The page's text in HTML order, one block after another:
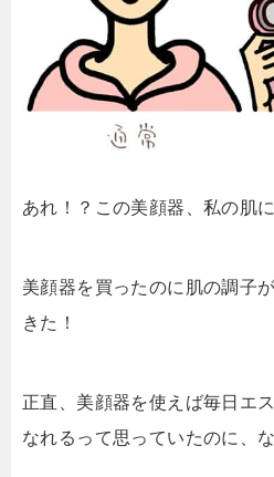
あれ！？この美顔器、私の肌
美顔器を買ったのに肌の調子
きた！
正直、美顔器を使えば毎日エ
なれるって思っていたのに、